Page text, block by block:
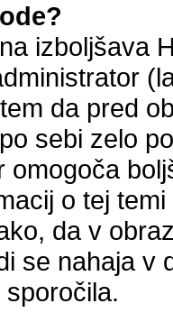
izboljšava
da pred
sebi zelo
omogoča
o tej
da v
se nahaja v